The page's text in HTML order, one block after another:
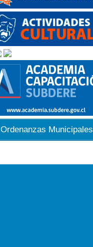
Ordenanzas Municipales